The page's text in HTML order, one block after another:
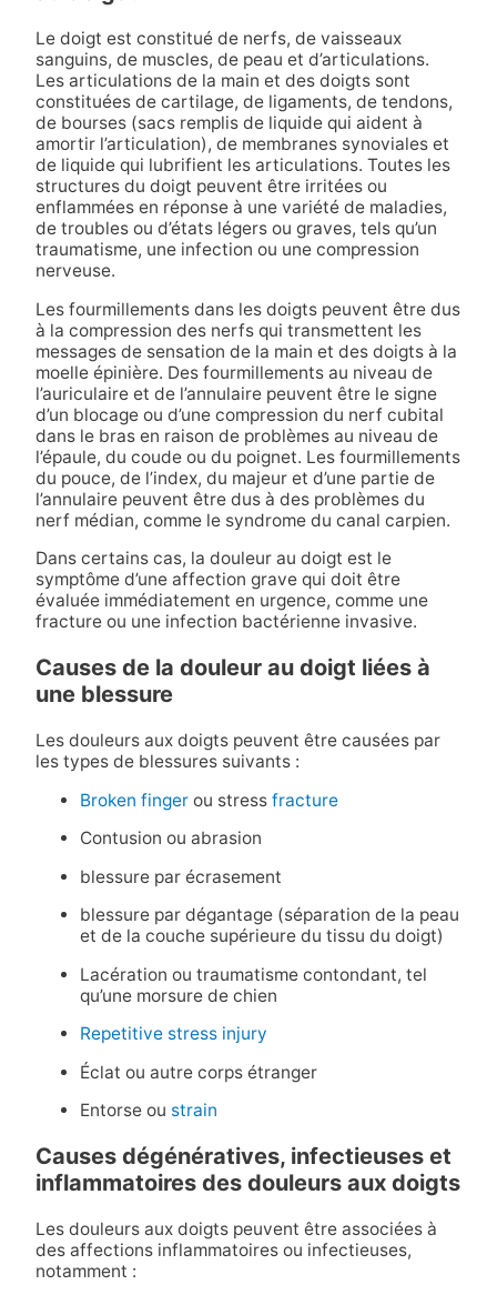
Le doigt est constitué de nerfs, de vaisseaux
sanguins, de muscles, de peau et d’articulations.
Les articulations de la main et des doigts sont
constituées de cartilage, de ligaments, de tendons,
de bourses (sacs remplis de liquide qui aident à
amortir l’articulation), de membranes synoviales et
de liquide qui lubrifient les articulations. Toutes les
structures du doigt peuvent être irritées ou
enflammées en réponse à une variété de maladies,
de troubles ou d’états légers ou graves, tels qu’un
traumatisme, une infection ou une compression
nerveuse.
Les fourmillements dans les doigts peuvent être dus
à la compression des nerfs qui transmettent les
messages de sensation de la main et des doigts à la
moelle épinière. Des fourmillements au niveau de
l’auriculaire et de l’annulaire peuvent être le signe
d’un blocage ou d’une compression du nerf cubital
dans le bras en raison de problèmes au niveau de
l’épaule, du coude ou du poignet. Les fourmillements
du pouce, de l’index, du majeur et d’une partie de
l’annulaire peuvent être dus à des problèmes du
nerf médian, comme le syndrome du canal carpien.
Dans certains cas, la douleur au doigt est le
symptôme d’une affection grave qui doit être
évaluée immédiatement en urgence, comme une
fracture ou une infection bactérienne invasive.
Causes de la douleur au doigt liées à
une blessure
Les douleurs aux doigts peuvent être causées par
les types de blessures suivants :
Broken fingerou stress fracture
Contusion ou abrasion
blessure par écrasement
blessure par dégantage (séparation de la peau
et de la couche supérieure du tissu du doigt)
Lacération ou traumatisme contondant, tel
qu’une morsure de chien
Repetitive stress injury
Éclat ou autre corps étranger
Entorse ou strain
Causes dégénératives, infectieuses et
inflammatoires des douleurs aux doigts
Les douleurs aux doigts peuvent être associées à
des affections inflammatoires ou infectieuses,
notamment :